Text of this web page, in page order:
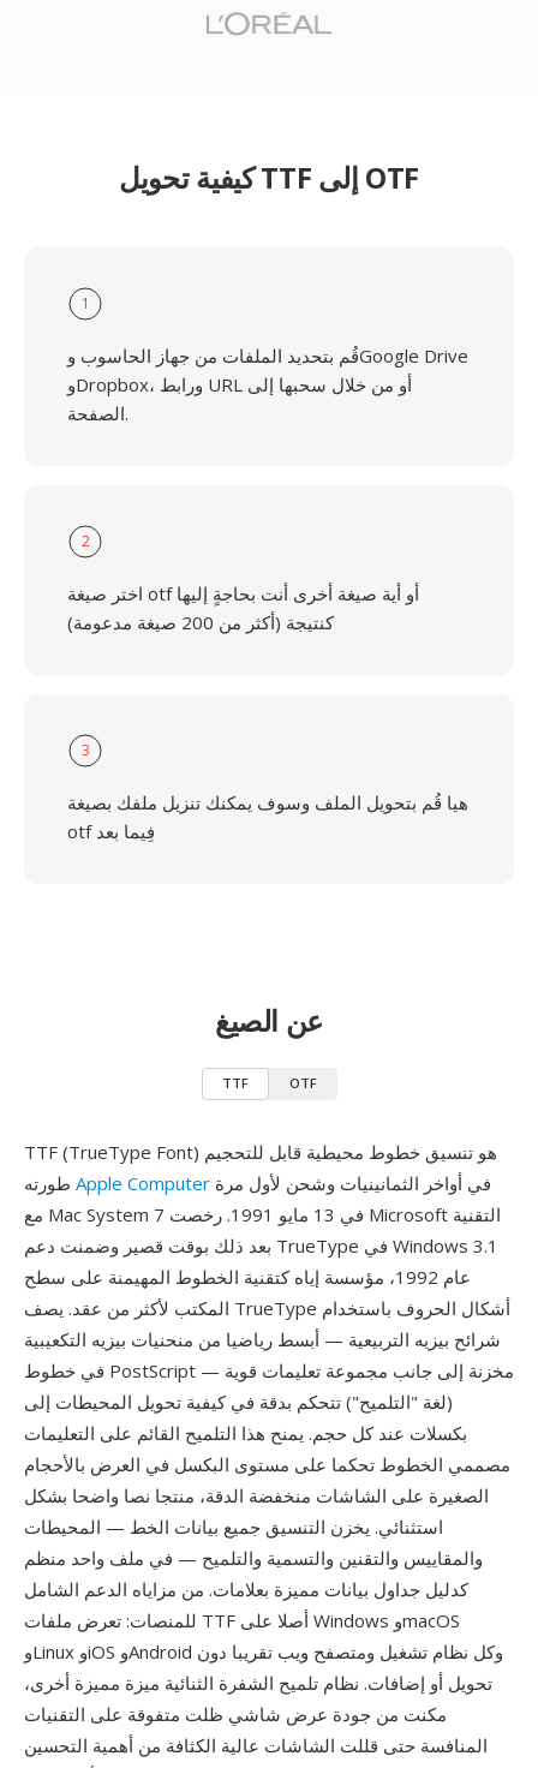
كيفية تحويل TTF إلى OTF
1
قُم بتحديد الملفات من جهاز الحاسوب وGoogle Drive
وDropbox، ورابط URL أو من خلال سحبها إلى
الصفحة.
2
اختر صيغة otf أو أية صيغة أخرى أنت بحاجةٍ إليها
كنتيجة (أكثر من 200 صيغة مدعومة)
3
هيا قُم بتحويل الملف وسوف يمكنك تنزيل ملفك بصيغة
otf فِيما بعد
عن الصيغ
TTF OTF
TTF (TrueType Font) هو تنسيق خطوط محيطية قابل للتحجيم
Apple Computer
مع Mac System 7 في 13 مايو 1991. رخصت Microsoft التقنية
بعد ذلك بوقت قصير وضمنت دعم TrueType في Windows 3.1
عام 1992، مؤسسة إياه كتقنية الخطوط المهيمنة على سطح
المكتب لأكثر من عقد. يصف TrueType أشكال الحروف باستخدام
شرائح بيزيه التربيعية — أبسط رياضيا من منحنيات بيزيه التكعيبية
في خطوط PostScript — مخزنة إلى جانب مجموعة تعليمات قوية
(لغة "التلميح") تتحكم بدقة في كيفية تحويل المحيطات إلى
بكسلات عند كل حجم. يمنح هذا التلميح القائم على التعليمات
مصممي الخطوط تحكما على مستوى البكسل في العرض بالأحجام
الصغيرة على الشاشات منخفضة الدقة، منتجا نصا واضحا بشكل
استثنائي. يخزن التنسيق جميع بيانات الخط — المحيطات
والمقاييس والتقنين والتسمية والتلميح — في ملف واحد منظم
كدليل جداول بيانات مميزة بعلامات. من مزاياه الدعم الشامل
للمنصات: تعرض ملفات TTF أصلا على Windows وmacOS
وLinux وiOS وAndroid وكل نظام تشغيل ومتصفح ويب تقريبا دون
تحويل أو إضافات. نظام تلميح الشفرة الثنائية ميزة مميزة أخرى،
مكنت من جودة عرض شاشي ظلت متفوقة على التقنيات
المنافسة حتى قللت الشاشات عالية الكثافة من أهمية التحسين